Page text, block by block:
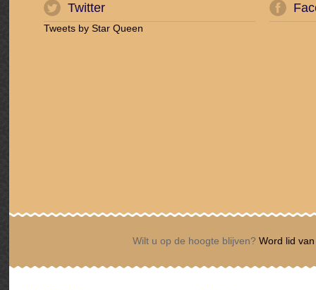
Twitter
Tweets by Star Queen
Wilt u op de hoogte blijven? Word lid